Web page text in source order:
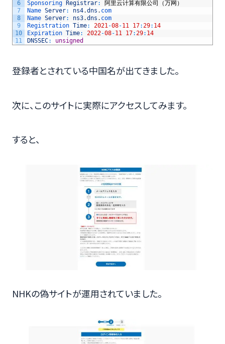
6
7
8
9
10
11
Sponsoring
Registrar:
阿里云计算有限公司（万网）
Name Server: ns4.dns . com
Name Server: ns3.dns . com
Registration Time: 2021-08-11 17:29: 14
Expiration Time: 2022-08-11 17:29: 14
DNSSEC: unsigned
登録者とされている中国名が出てきました。
次に、このサイトに実際にアクセスしてみます。
すると、
NHKの偽サイトが運用されていました。